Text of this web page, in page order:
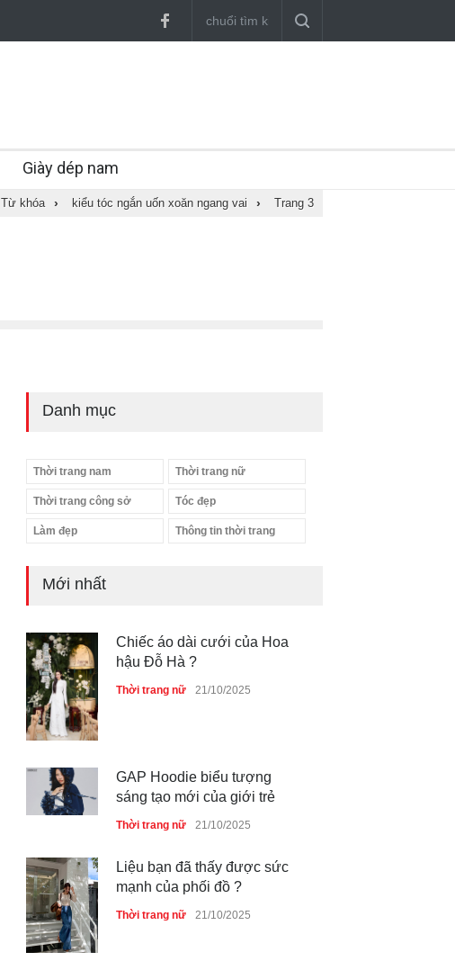
Giày dép nam
Từ khóa › kiểu tóc ngắn uốn xoăn ngang vai › Trang 3
Danh mục
Thời trang nam Thời trang nữ
Thời trang công sở Tóc đẹp
Làm đẹp Thông tin thời trang
Mới nhất
Chiếc áo dài cưới của Hoa
hậu Đỗ Hà ?
Thời trang nữ 21/10/2025
GAP Hoodie biểu tượng
sáng tạo mới của giới trẻ
Thời trang nữ 21/10/2025
Liệu bạn đã thấy được sức
mạnh của phối đồ ?
Thời trang nữ 21/10/2025